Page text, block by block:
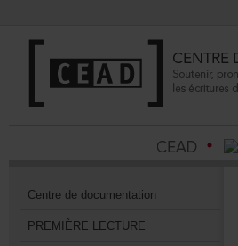
Centrededocumentation
PREMIÈRELECTURE